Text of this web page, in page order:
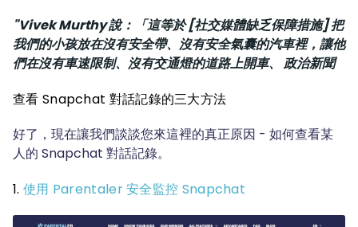
"Vivek Murthy 說：「這等於 [社交媒體缺乏保障措施] 把
我們的小孩放在沒有安全帶、沒有安全氣囊的汽車裡，讓他
們在沒有車速限制、沒有交通燈的道路上開車、 政治新聞
查看 Snapchat 對話記錄的三大方法
好了，現在讓我們談談您來這裡的真正原因 - 如何查看某
人的 Snapchat 對話記錄。
1. 使用 Parentaler 安全監控 Snapchat